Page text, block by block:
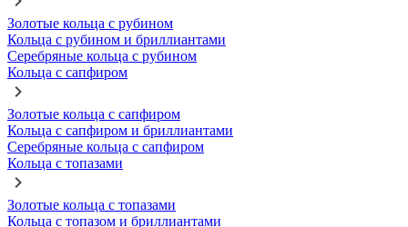
Золотые кольца с рубином
Кольца с рубином и бриллиантами
Серебряные кольца с рубином
Кольца с сапфиром
Золотые кольца с сапфиром
Кольца с сапфиром и бриллиантами
Серебряные кольца с сапфиром
Кольца с топазами
Золотые кольца с топазами
Кольца с топазом и бриллиантами